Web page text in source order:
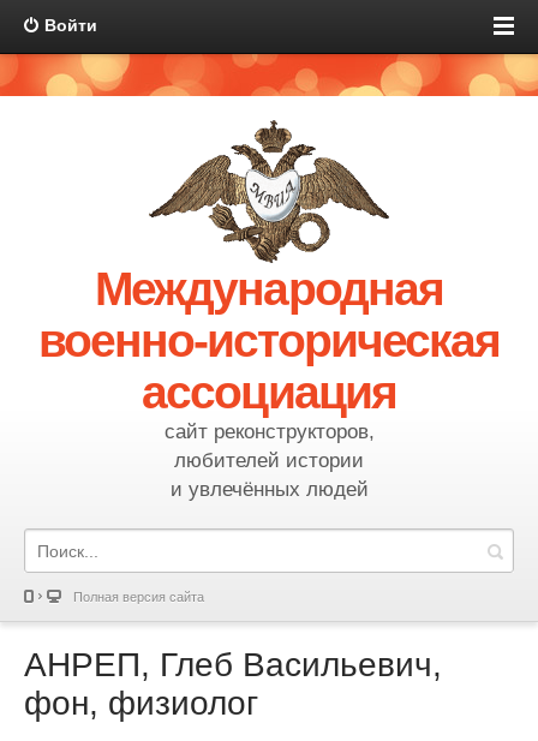
Войти
Международная
военно-историческая
ассоциация
сайт реконструкторов,
любителей истории
и увлечённых людей
Полная версия сайта
АНРЕП, Глеб Васильевич,
фон, физиолог